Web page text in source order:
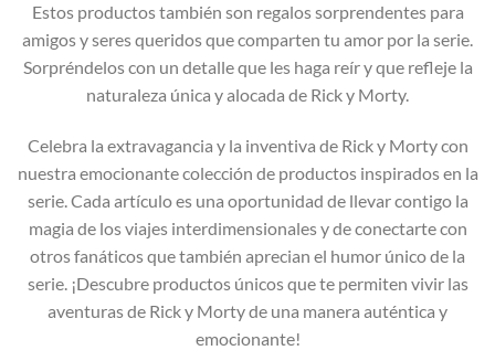
Estos productos también son regalos sorprendentes para
amigos y seres queridos que comparten tu amor por la serie.
Sorpréndelos con un detalle que les haga reír y que refleje la
naturaleza única y alocada de Rick y Morty.
Celebra la extravagancia y la inventiva de Rick y Morty con
nuestra emocionante colección de productos inspirados en la
serie. Cada artículo es una oportunidad de llevar contigo la
magia de los viajes interdimensionales y de conectarte con
otros fanáticos que también aprecian el humor único de la
serie. ¡Descubre productos únicos que te permiten vivir las
aventuras de Rick y Morty de una manera auténtica y
emocionante!